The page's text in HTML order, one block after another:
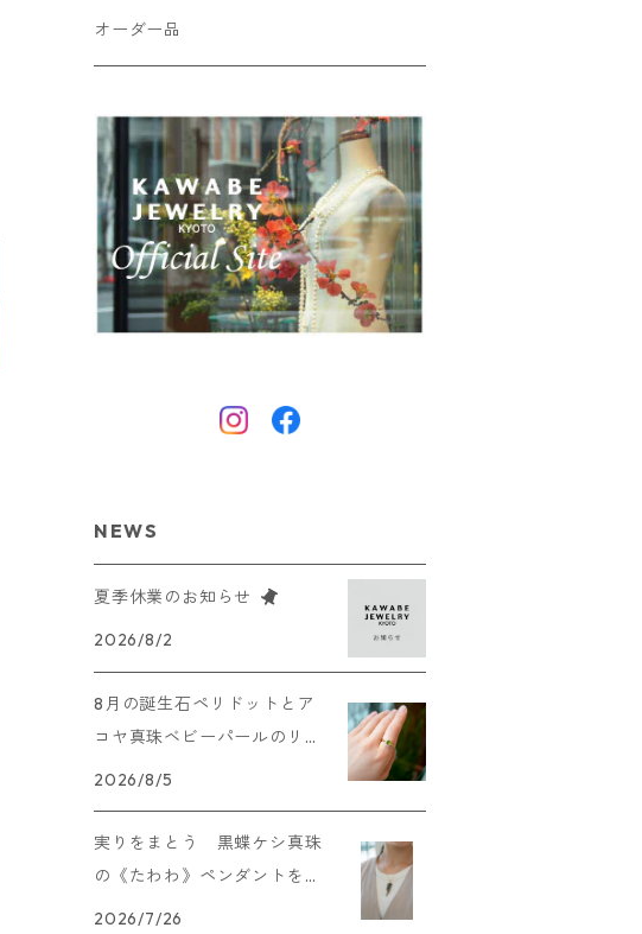
オーダー品
NEWS
夏季休業のお知らせ
2026/8/2
8月の誕生石ペリドットとア
コヤ真珠ベビーパールのリン
グを追加しました
2026/8/5
実りをまとう 黒蝶ケシ真珠
の《たわわ》ペンダントを追
加しました
2026/7/26